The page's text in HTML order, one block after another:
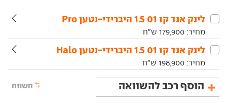
לינק אנד קו‏ 01‏ 1.5 היברידי-נטען Pro
מחיר: 179,900 ש"ח
לינק אנד קו‏ 01‏ 1.5 היברידי-נטען Halo
מחיר: 198,900 ש"ח
הוסף רכב להשוואה השווה